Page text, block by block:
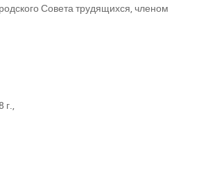
Совета трудящихся, членом
г.,